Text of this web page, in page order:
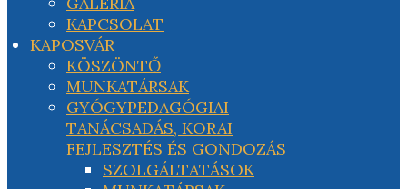
KAPCSOLAT
KAPOSVÁR
KÖSZÖNTŐ
MUNKATÁRSAK
GYÓGYPEDAGÓGIAI
TANÁCSADÁS, KORAI
FEJLESZTÉS ÉS GONDOZÁS
SZOLGÁLTATÁSOK